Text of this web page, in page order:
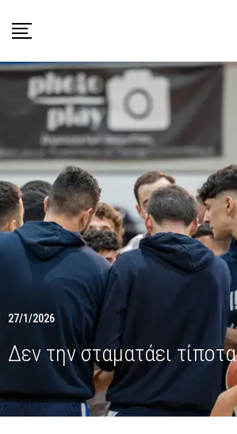
27/1/2026
Δεν την σταματάει τίποτα